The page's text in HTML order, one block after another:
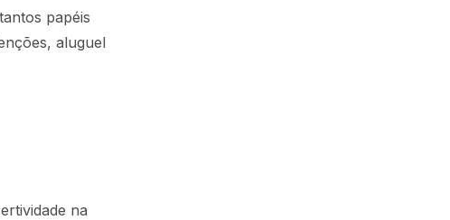
papéis
aluguel
na